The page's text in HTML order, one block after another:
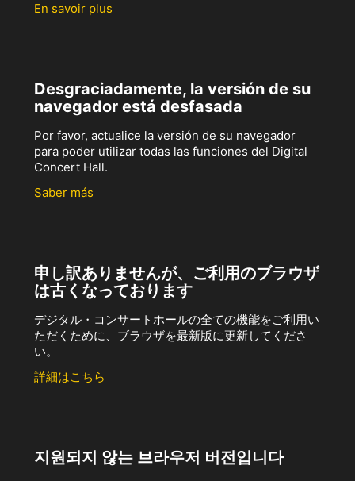
En savoir plus
Desgraciadamente, la versión de su
navegador está desfasada
Por favor, actualice la versión de su navegador
para poder utilizar todas las funciones del Digital
Concert Hall.
Saber más
申し訳ありませんが、ご利用のブラウザ
は古くなっております
デジタル・コンサートホールの全ての機能をご利用い
ただくために、ブラウザを最新版に更新してくださ
い。
詳細はこちら
지원되지 않는 브라우저 버전입니다